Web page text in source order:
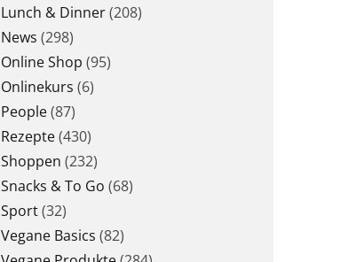
Lunch & Dinner(208)
News (298)
Online Shop (95)
Onlinekurs (6)
People(87)
Rezepte(430)
Shoppen (232)
Snacks & To Go (68)
Sport(32)
Vegane Basics (82)